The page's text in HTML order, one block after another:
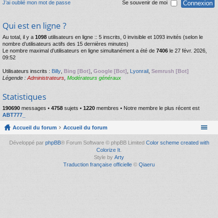
J’ai oublié mon mot de passe Se souvenir de moi
Qui est en ligne ?
Au total, il y a 1098 utilisateurs en ligne :: 5 inscrits, 0 invisible et 1093 invités (selon le
nombre d’utilisateurs actifs des 15 dernières minutes)
Le nombre maximal d’utilisateurs en ligne simultanément a été de 7406 le 27 févr. 2026,
09:52
Utilisateurs inscrits : Billy Bing [Bot] Google [Bot] Lyonrail Semrush [Bot]
Légende : Administrateurs Modérateurs généraux
Statistiques
190690 messages • 4758 sujets • 1220 membres • Notre membre le plus récent est
ABT777_
Accueil du forum Accueil du forum
Développé par phpBB® Forum Software © phpBB Limited Color scheme created with
Colorize It.
Style by Arty
Traduction française officielle © Qiaeru